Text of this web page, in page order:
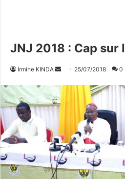
JNJ 2018 : Cap sur
Irmine KINDA
v
r
u
n
c
25/07/2018 0